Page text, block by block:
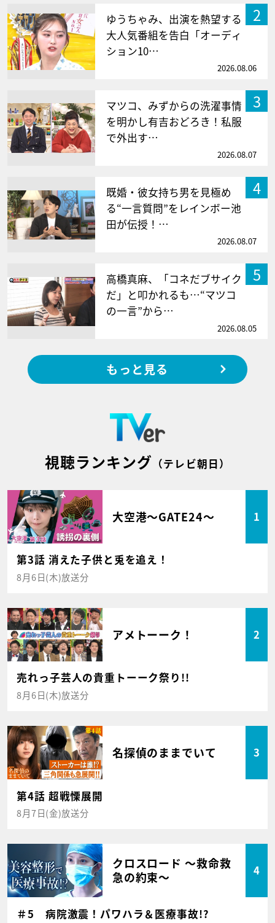
2
ゆうちゃみ、出演を熱望する
大人気番組を告白「オーディ
ション10…
2026.08.06
3
マツコ、みずからの洗濯事情
を明かし有吉おどろき！私服
で外出す…
2026.08.07
4
既婚・彼女持ち男を見極め
る“一言質問”をレインボー池
田が伝授！…
2026.08.07
5
高橋真麻、「コネだブサイク
だ」と叩かれるも…“マツコ
の一言”から…
2026.08.05
もっと見る
視聴ランキング （テレビ朝日）
大空港～GATE24～ 1
第3話 消えた子供と兎を追え！
8月6日(木)放送分
アメトーーク！ 2
売れっ子芸人の貴重トーーク祭り!!
8月6日(木)放送分
名探偵のままでいて 3
第4話 超戦慄展開
8月7日(金)放送分
クロスロード ～救命救
急の約束～
4
＃5 病院激震！パワハラ＆医療事故!?